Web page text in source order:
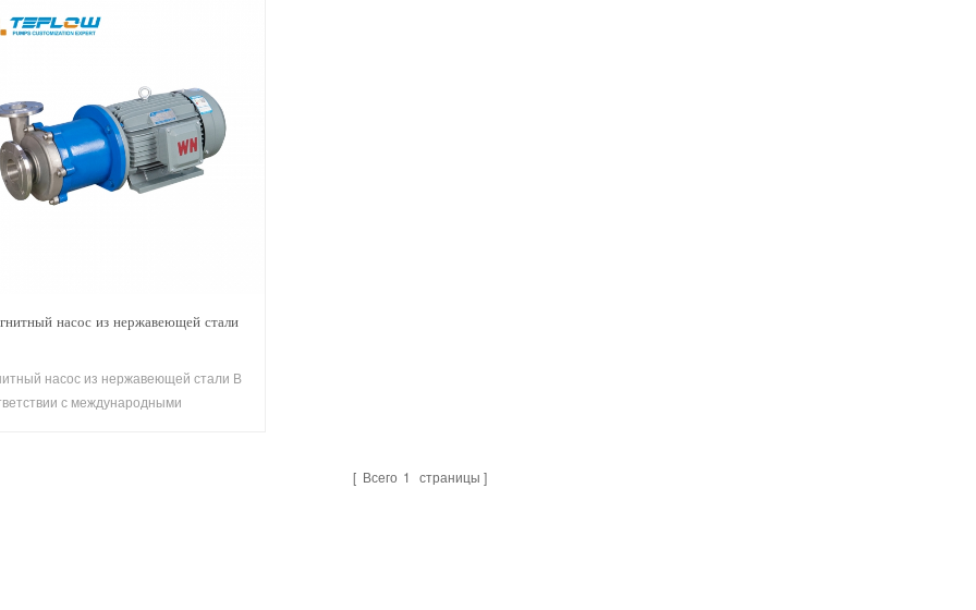
насос из нержавеющей стали
насос из нержавеющей стали В
с международными
Всего 1 страницы